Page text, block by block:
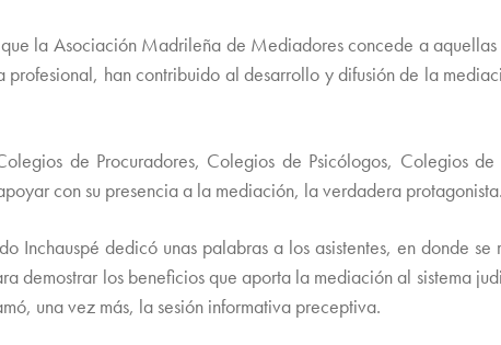
la Asociación Madrileña de Mediadores concede a
han contribuido al desarrollo y difusión de la
de Procuradores, Colegios de Psicólogos, Colegios
con su presencia a la mediación, la verdadera protagonista.
Inchauspé dedicó unas palabras a los asistentes, en donde
demostrar los beneficios que aporta la mediación al sistema
una vez más, la sesión informativa preceptiva.